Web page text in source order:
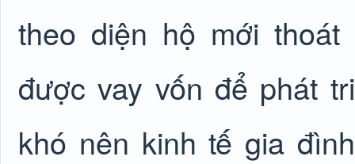
theo diện hộ mới
được vay vốn để phát
khó nên kinh tế gia